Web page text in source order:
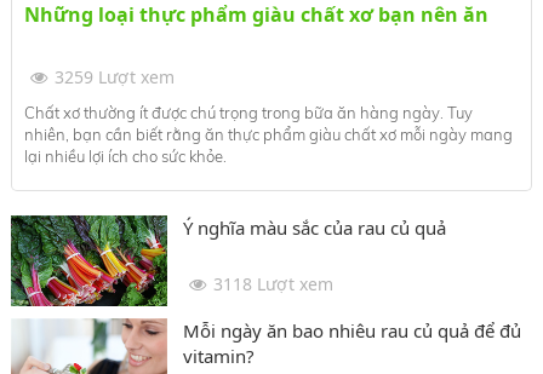
Những loại thực phẩm giàu chất xơ bạn nên ăn
3259 Lượt xem
Chất xơ thường ít được chú trọng trong bữa ăn hàng ngày. Tuy
nhiên, bạn cần biết rằng ăn thực phẩm giàu chất xơ mỗi ngày mang
lại nhiều lợi ích cho sức khỏe.
Ý nghĩa màu sắc của rau củ quả
3118 Lượt xem
Mỗi ngày ăn bao nhiêu rau củ quả để đủ
vitamin?